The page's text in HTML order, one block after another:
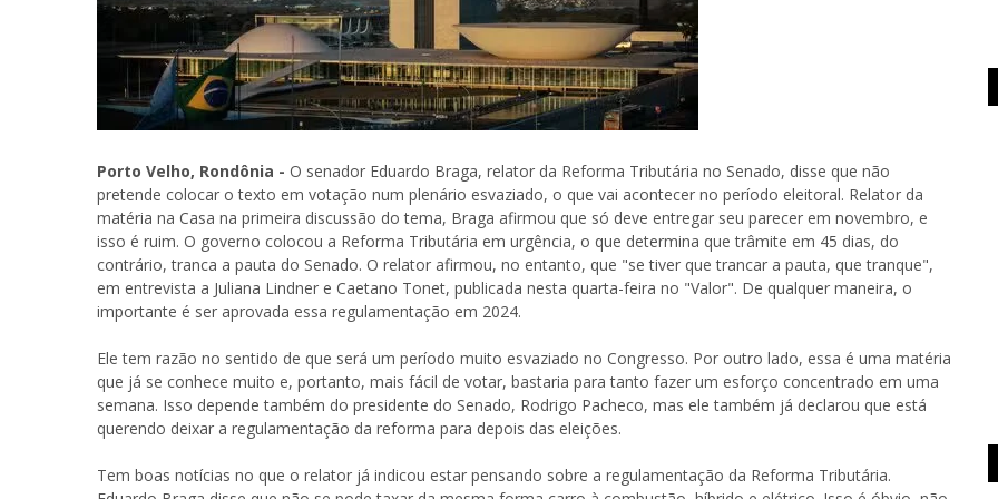
Porto Velho, Rondônia - O senador Eduardo Braga, relator da Reforma Tributária no Senado, disse que não
pretende colocar o texto em votação num plenário esvaziado, o que vai acontecer no período eleitoral. Relator da
matéria na Casa na primeira discussão do tema, Braga afirmou que só deve entregar seu parecer em novembro, e
isso é ruim. O governo colocou a Reforma Tributária em urgência, o que determina que trâmite em 45 dias, do
contrário, tranca a pauta do Senado. O relator afirmou, no entanto, que "se tiver que trancar a pauta, que tranque",
em entrevista a Juliana Lindner e Caetano Tonet, publicada nesta quarta-feira no "Valor". De qualquer maneira, o
importante é ser aprovada essa regulamentação em 2024.
Ele tem razão no sentido de que será um período muito esvaziado no Congresso. Por outro lado, essa é uma matéria
que já se conhece muito e, portanto, mais fácil de votar, bastaria para tanto fazer um esforço concentrado em uma
semana. Isso depende também do presidente do Senado, Rodrigo Pacheco, mas ele também já declarou que está
querendo deixar a regulamentação da reforma para depois das eleições.
Tem boas notícias no que o relator já indicou estar pensando sobre a regulamentação da Reforma Tributária.